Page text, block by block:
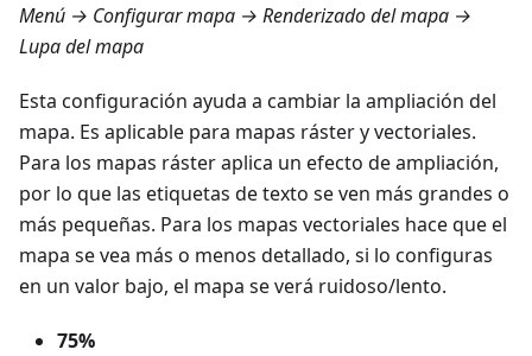
Menú → Configurar mapa → Renderizado del mapa →
Lupa del mapa
Esta configuración ayuda a cambiar la ampliación del
mapa. Es aplicable para mapas ráster y vectoriales.
Para los mapas ráster aplica un efecto de ampliación,
por lo que las etiquetas de texto se ven más grandes o
más pequeñas. Para los mapas vectoriales hace que el
mapa se vea más o menos detallado, si lo configuras
en un valor bajo, el mapa se verá ruidoso/lento.
75%